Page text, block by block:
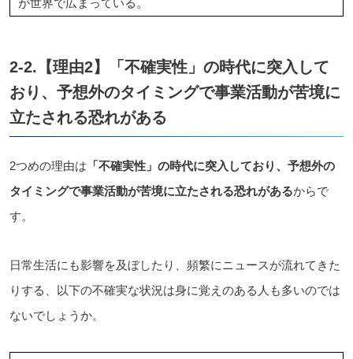
が世界で広まっている。
2-2.【理由2】「不確実性」の時代に突入して
おり、予想外のタイミングで事業活動が苦境に
立たされる恐れがある
2つめの理由は 「不確実性」の時代に突入しており、予想外の
タイミングで事業活動が苦境に立たされる恐れがあるからで
す。
日常生活にも影響を及ぼしたり、頻繁にニュースが流れてきた
りする、以下の不確実な状況は身に覚えのある人も多いのでは
ないでしょうか。